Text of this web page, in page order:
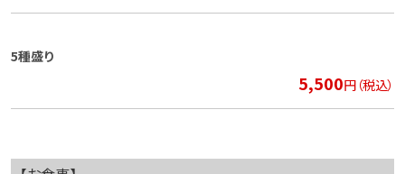
5種盛り
5,500円（税込）